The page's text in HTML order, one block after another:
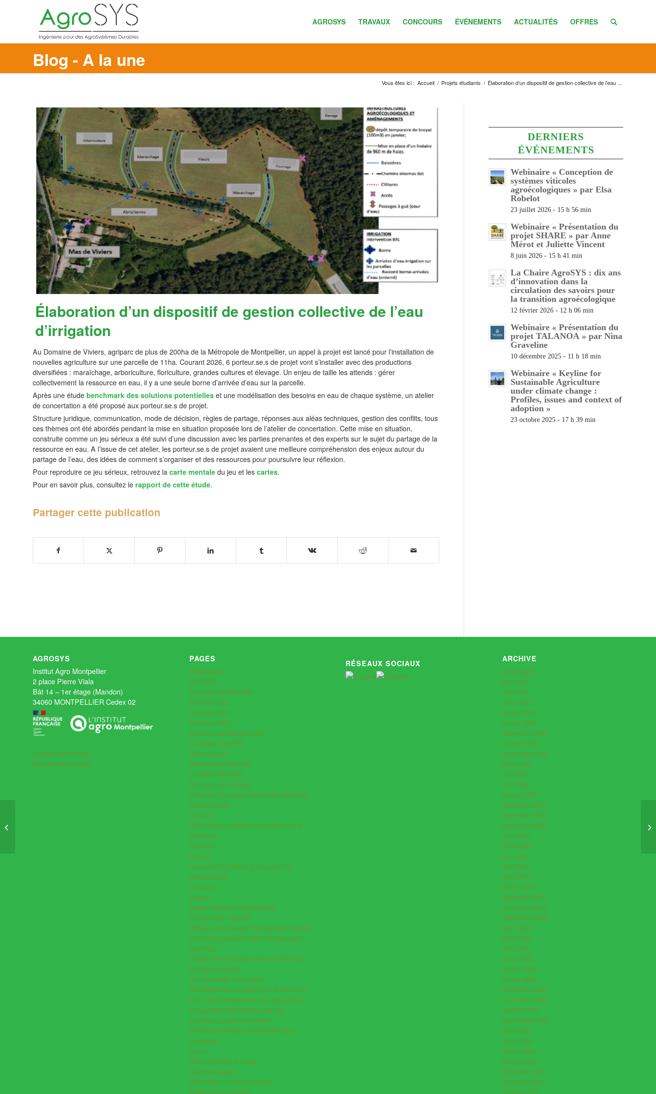
AGROSYS TRAVAUX CONCOURS ÉVÉNEMENTS ACTUALITÉS OFFRES
Blog - A la une
Vous êtes ici : Accueil / Projets étudiants / Élaboration d’un dispositif de gestion collective de l’eau ...
Élaboration d’un dispositif de gestion collective de l’eau
d’irrigation
Au Domaine de Viviers, agriparc de plus de 200ha de la Métropole de Montpellier, un appel à projet est lancé pour l’installation de
nouvelles agriculture sur une parcelle de 11ha. Courant 2026, 6 porteur.se.s de projet vont s’installer avec des productions
diversifiées : maraîchage, arboriculture, floriculture, grandes cultures et élevage. Un enjeu de taille les attends : gérer
collectivement la ressource en eau, il y a une seule borne d’arrivée d’eau sur la parcelle.
Après une étude benchmark des solutions potentielles et une modélisation des besoins en eau de chaque système, un atelier
de concertation a été proposé aux porteur.se.s de projet.
Structure juridique, communication, mode de décision, règles de partage, réponses aux aléas techniques, gestion des conflits, tous
ces thèmes ont été abordés pendant la mise en situation proposée lors de l’atelier de concertation. Cette mise en situation,
construite comme un jeu sérieux a été suivi d’une discussion avec les parties prenantes et des experts sur le sujet du partage de la
ressource en eau. A l’issue de cet atelier, les porteur.se.s de projet avaient une meilleure compréhension des enjeux autour du
partage de l’eau, des idées de comment s’organiser et des ressources pour poursuivre leur réflexion.
Pour reproduire ce jeu sérieux, retrouvez la carte mentale du jeu et les cartes.
Pour en savoir plus, consultez le rapport de cette étude.
Partager cette publication
DERNIERS
ÉVÉNEMENTS
Webinaire « Conception de
systèmes viticoles
agroécologiques » par Elsa
Robelot
23 juillet 2026 - 15 h 56 min
Webinaire « Présentation du
projet SHARE » par Anne
Mérot et Juliette Vincent
8 juin 2026 - 15 h 41 min
La Chaire AgroSYS : dix ans
d’innovation dans la
circulation des savoirs pour
la transition agroécologique
12 février 2026 - 12 h 06 min
Webinaire « Présentation du
projet TALANOA » par Nina
Graveline
10 décembre 2025 - 11 h 18 min
Webinaire « Keyline for
Sustainable Agriculture
under climate change :
Profiles, issues and context of
adoption »
23 octobre 2025 - 17 h 39 min
AGROSYS
Institut Agro Montpellier
2 place Pierre Viala
Bât 14 – 1er étage (Mandon)
34060 MONTPELLIER Cedex 02
Création d'un compte
Mot de passe oublié
PAGES
Présentation
ACCUEIL
Actualités de REGAIN
Archives 2021
Archives 2022
Archives 2023
Cultiver la qualité des sols
La Chaire AgroSYS
Plus anciens…
Approche systémique
Livrables REGAIN
Membres de la Chaire
Préserver les ressources en eau dans les
agrosystèmes
Contacts
Refonder les systèmes de culture sur la
diversisté
REGAIN
Travaux
Concevoir les filières pour réussir la
diversification
Concours
Equipe
Projets étudiants (sauvegarde)
Evénements AgroSYS
Utiliser la biodiversité fonctionnelle comme
levier de la durabilité dans les paysages
agricoles
Intégrer les solutions de biocontrôle dans
les agrosystèmes
Les Actualités de la Chaire
Développer les compétences et les outils
pour l’accompagnement des agriculteurs
et la gestion des risques vers des
systèmes agricoles durables
Politiques publiques et transition agro-
écologique
Forum
Offres d’emploi et stage
Mentions légales
Réinitialiser un mot de passe
Création d’un compte
RÉSEAUX SOCIAUX ARCHIVE
juillet 2026
juin 2026
mai 2026
avril 2026
février 2026
janvier 2026
décembre 2025
octobre 2025
septembre 2025
juillet 2025
mai 2025
avril 2025
janvier 2025
décembre 2024
novembre 2024
septembre 2024
août 2024
juillet 2024
juin 2024
mai 2024
avril 2024
février 2024
décembre 2023
novembre 2023
septembre 2023
août 2023
juillet 2023
avril 2023
mars 2023
février 2023
janvier 2023
décembre 2022
novembre 2022
octobre 2022
septembre 2022
juillet 2022
mars 2022
février 2022
janvier 2022
décembre 2021
novembre 2021
octobre 2021